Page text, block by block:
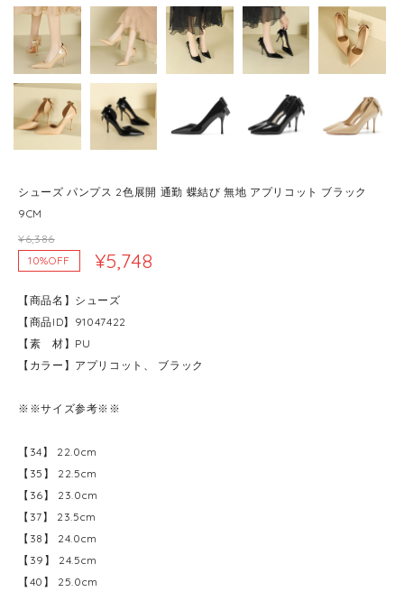
シューズ パンプス 2色展開 通勤 蝶結び 無地 アプリコット ブラック
9CM
¥6,386
10%OFF
¥5,748
【商品名】シューズ
【商品ID】91047422
【素 材】PU
【カラー】アプリコット、 ブラック
※※サイズ参考※※
【34】 22.0cm
【35】 22.5cm
【36】 23.0cm
【37】 23.5cm
【38】 24.0cm
【39】 24.5cm
【40】 25.0cm